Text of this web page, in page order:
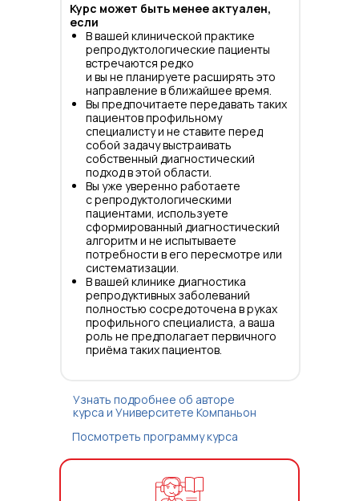
Курс может быть менее актуален,
если
В вашей клинической практике
репродуктологические пациенты
встречаются редко
и вы не планируете расширять это
направление в ближайшее время.
Вы предпочитаете передавать таких
пациентов профильному
специалисту и не ставите перед
собой задачу выстраивать
собственный диагностический
подход в этой области.
Вы уже уверенно работаете
с репродуктологическими
пациентами, используете
сформированный диагностический
алгоритм и не испытываете
потребности в его пересмотре или
систематизации.
В вашей клинике диагностика
репродуктивных заболеваний
полностью сосредоточена в руках
профильного специалиста, а ваша
роль не предполагает первичного
приёма таких пациентов.
Узнать подробнее об авторе
курса и Университете Компаньон
Посмотреть программу курса